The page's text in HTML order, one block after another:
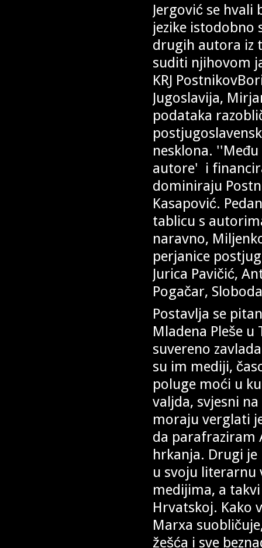
Jergović se
jezike istodobno
drugih autora iz
suditi njihovom
KRJ
Jugoslavija,
podataka
nesklona.
autore' i
dominiraju
Kasapović.
tablicu s
naravno,
perjanice
Jurica Pavičić,
Pogačar,
Postavlja se
Mladena Pleše
suvereno
su im mediji,
poluge moći u
valjda, svjesni
moraju verglati
da parafraziram
hrkanja. Drugi
u svoju literarnu
medijima, a
Hrvatskoj. Kako
Marxa
žešća i sve